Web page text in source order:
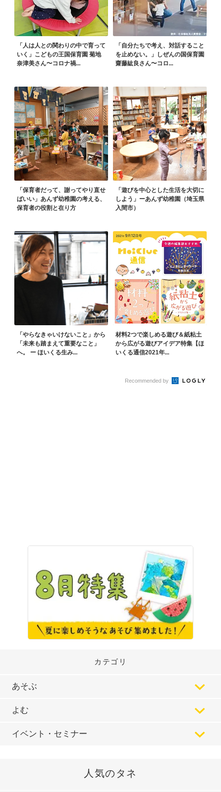
「人は人との関わりの中で育って
いく」こどもの王国保育園 菊地
奈津美さん〜コロナ禍...
「自分たちで考え、対話すること
を止めない。」しぜんの国保育園
齋藤紘良さん〜コロ...
「保育者だって、謝ってやり直せ
ばいい」あんず幼稚園の考える、
保育者の役割と在り方
「遊びを中心とした生活を大切に
しよう」ーあんず幼稚園（埼玉県
入間市）
「やらなきゃいけないこと」から
「未来も踏まえて重要なこと」
へ。 ー ほいくる生み...
材料2つで楽しめる遊び＆紙粘土
から広がる遊びアイデア特集【ほ
いくる通信2021年...
Recommended by
カテゴリ
あそぶ
よむ
イベント・セミナー
人気のタネ